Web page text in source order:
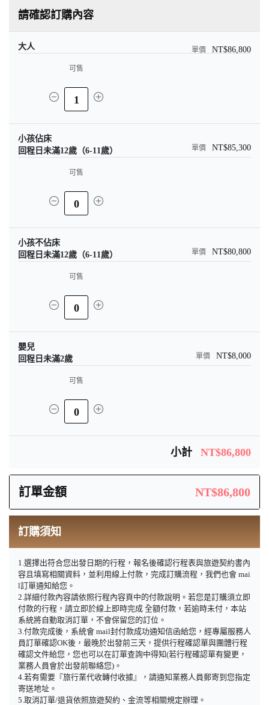
請確認訂購內容
大人 NT$86,800
可售
1
小孩佔床
回程日未滿12歲（6-11歲）
NT$85,300
可售
0
小孩不佔床
回程日未滿12歲（6-11歲）
NT$80,800
可售
0
嬰兒
回程日未滿2歲
NT$8,000
可售
0
小計 NT$86,800
訂單金額 NT$86,800
訂購須知
1.選擇出符合您出發日期的行程，報名後確認行程表與旅遊契約書內
容且填寫相關資料，並利用線上付款，完成訂購流程，我們也會 mai
l訂單通知給您。
2.詳細付款內容請依照行程內容頁中的付款說明。若您是訂購須立即
付款的行程，請立即於線上即時完成 全額付款，若逾時未付，本站
系統將自動取消訂單，不會保留您的訂位。
3.付款完成後，系統會 mail封付款成功通知信函給您，經專屬服務人
員訂單確認OK後，最晚於出發前三天，提供行程確認單與團體行程
確認文件給您，您也可以在訂單查詢中得知(若行程確認單有變更，
業務人員會於出發前聯絡您)。
4.若有需要『旅行業代收轉付收據』，請通知業務人員郵寄到您指定
寄送地址。
5.取消訂單/退貨依照旅遊契約、金流等相關規定辦理。